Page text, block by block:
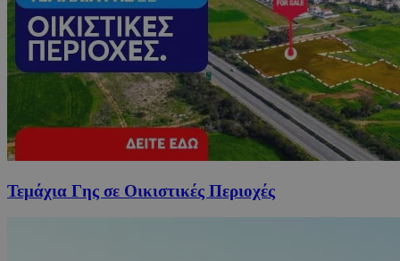
Τεμάχια Γης σε Οικιστικές Περιοχές